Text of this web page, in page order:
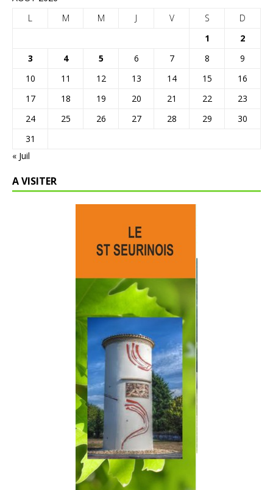
L
M M J V S
D
1
2
3
4 5 6 7 8
9
10
11 12 13 14 15
16
17
18 19 20 21 22
23
24
25 26 27 28 29
30
31
« Juil
A VISITER